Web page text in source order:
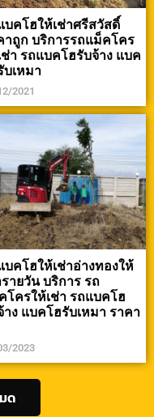
บคโฮให้เช่าศรีสวัสดิ์
าถูก บริการรถแม็คโคร
ช่า รถแบคโฮรับจ้าง แบค
บเหมา
2021
บคโฮให้เช่าอ่างทองให้
รายวัน บริการ รถ
โครให้เช่า รถแบคโฮ
าง แบคโฮรับเหมา ราคา
2023
ด